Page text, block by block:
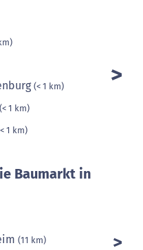
(< 1 km)
(< 1 km)
1 km)
Baumarkt in
(11 km)